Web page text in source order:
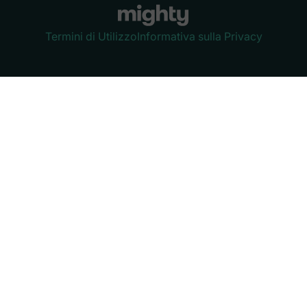
Termini di UtilizzoInformativa sulla Privacy